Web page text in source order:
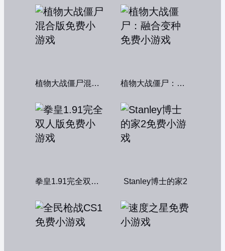
植物大战僵尸混合版 植物大战僵尸：融合变种
拳皇1.91完全双人版 Stanley博士的家2